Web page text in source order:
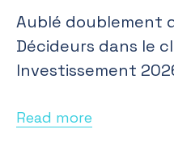
Aublé doublement
Décideurs dans le
Investissement
Read more